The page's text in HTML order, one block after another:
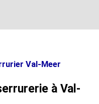
Val-Meer
à Val-